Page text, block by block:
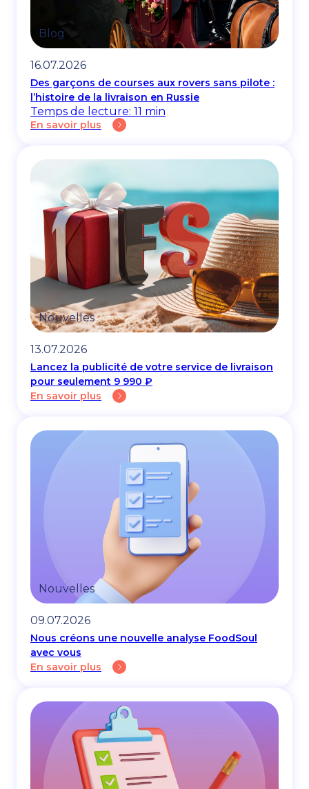
Blog
16.07.2026
Des garçons de courses aux rovers sans pilote :
l’histoire de la livraison en Russie
Temps de lecture: 11 min
En savoir plus
Nouvelles
13.07.2026
Lancez la publicité de votre service de livraison
pour seulement 9 990 ₽
En savoir plus
Nouvelles
09.07.2026
Nous créons une nouvelle analyse FoodSoul
avec vous
En savoir plus